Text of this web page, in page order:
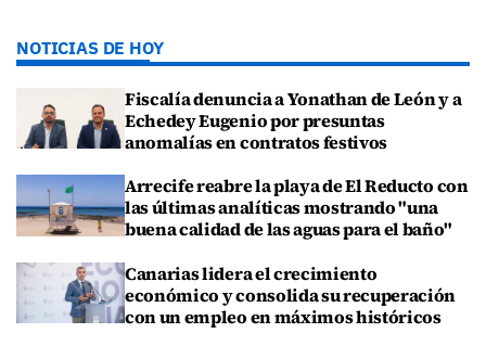
NOTICIAS DE HOY
Fiscalía denuncia a Yonathan de León y a
Echedey Eugenio por presuntas
anomalías en contratos festivos
Arrecife reabre la playa de El Reducto con
las últimas analíticas mostrando "una
buena calidad de las aguas para el baño"
Canarias lidera el crecimiento
económico y consolida su recuperación
con un empleo en máximos históricos